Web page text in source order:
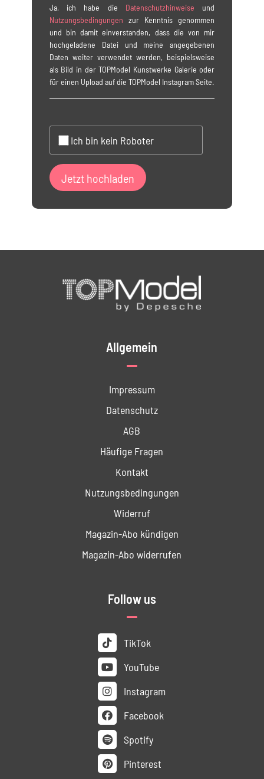
Ja, ich habe die Datenschutzhinweise und
Nutzungsbedingungen zur Kenntnis genommen
und bin damit einverstanden, dass die von mir
hochgeladene Datei und meine angegebenen
Daten weiter verwendet werden, beispielsweise
als Bild in der TOPModel Kunstwerke Galerie oder
für einen Upload auf die TOPModel Instagram Seite.
Ich bin kein Roboter
Allgemein
Impressum
Datenschutz
AGB
Häufige Fragen
Kontakt
Nutzungs­bedingungen
Widerruf
Magazin-Abo kündigen
Magazin-Abo widerrufen
Follow us
TikTok
YouTube
Instagram
Facebook
Spotify
Pinterest